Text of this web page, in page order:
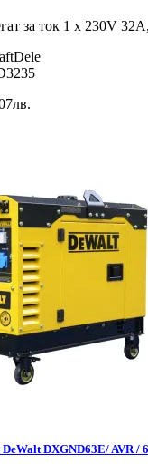
за ток 1 x 230V
DeWalt DXGND63E/ AVR /